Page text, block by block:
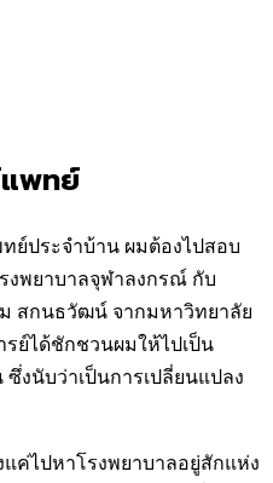
แพทย์
ย์ประจำบ้าน ผมต้องไปสอบ
งพยาบาลจุฬาลงกรณ์ กับ
สกนธวัฒน์ จากมหาวิทยาลัย
รย์ได้ชักชวนผมให้ไปเป็น
งนับว่าเป็นการเปลี่ยนแปลง
ค่ไปหาโรงพยาบาลอยู่สักแห่ง